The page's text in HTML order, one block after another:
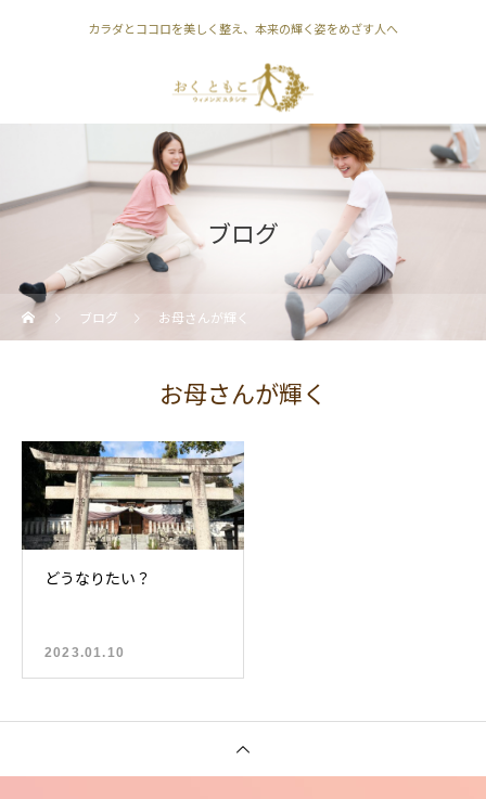
カラダとココロを美しく整え、本来の輝く姿をめざす人へ
ブログ
ブログ お母さんが輝く
お母さんが輝く
どうなりたい？
2023.01.10